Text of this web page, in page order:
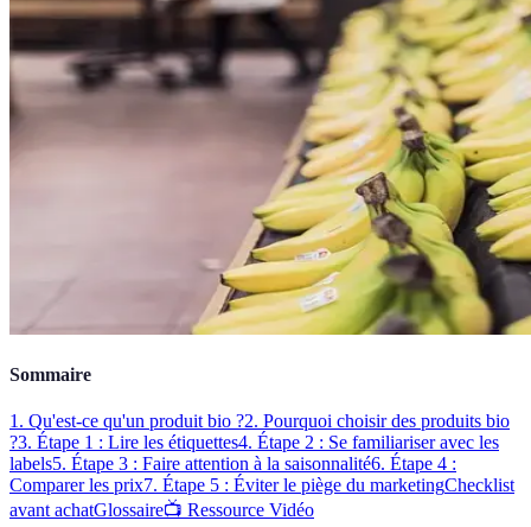
Sommaire
1. Qu'est-ce qu'un produit bio ?2. Pourquoi choisir des produits bio
?3. Étape 1 : Lire les étiquettes4. Étape 2 : Se familiariser avec les
labels5. Étape 3 : Faire attention à la saisonnalité6. Étape 4 :
Comparer les prix7. Étape 5 : Éviter le piège du marketingChecklist
avant achatGlossaire📺 Ressource Vidéo